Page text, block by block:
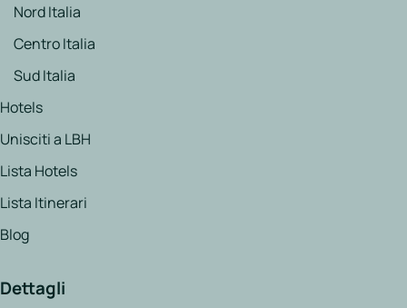
Nord Italia
Centro Italia
Sud Italia
Hotels
Unisciti a LBH
Lista Hotels
Lista Itinerari
Blog
Dettagli